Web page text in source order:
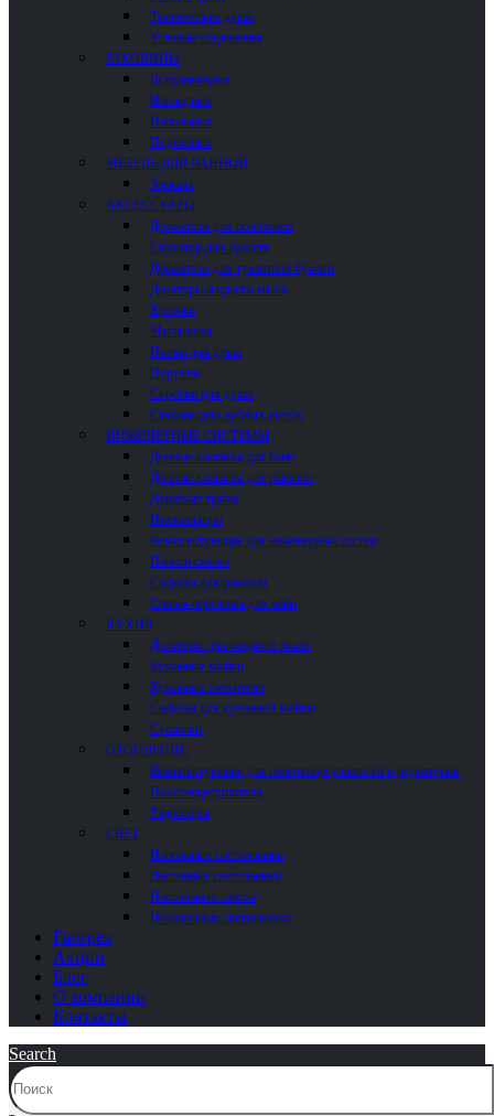
Тропические души
Угловые соединения
РАКОВИНЫ
Встраиваемые
Накладные
Напольные
Подвесные
МЕБЕЛЬ ДЛЯ ВАННОЙ
Зеркала
АКСЕССУАРЫ
Держатели для полотенец
Гарнитур для туалета
Держатели для туалетной бумаги
Дозаторы жидкого мыла
Крючки
Мыльницы
Полки для душа
Поручни
Скребки для душа
Стаканы для зубных щеток
ИНЖЕНЕРНЫЕ СИСТЕМЫ
Донные клапаны для ванн
Донные клапаны для раковин
Душевые трапы
Инсталляции
Комплектующие для инженерных систем
Панели смыва
Сифоны для раковин
Сливы-переливы для ванн
КУХНЯ
Дозаторы для жидкого мыла
Кухонные мойки
Кухонные смесители
Сифоны для кухонной мойки
Сушилки
ОТОПЛЕНИЕ
Комплектующие для полотенцесушителей и радиаторов
Полотенцесушители
Радиаторы
СВЕТ
Напольные светильники
Настенные светильники
Настольные лампы
Потолочные светильники
Галерея
Акции
Блог
О компании
Контакты
Search